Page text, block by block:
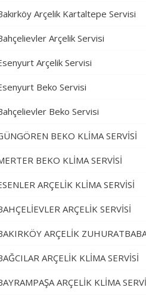
Arçelik Kartaltepe Servisi
Arçelik Servisi
Arçelik Servisi
Beko Servisi
Beko Servisi
BEKO KLİMA SERVİSİ
BEKO KLİMA SERVİSİ
ARÇELİK KLİMA SERVİSİ
ARÇELİK SERVİSİ
ARÇELİK
ARÇELİK KLİMA SERVİSİ
ARÇELİK KLİMA